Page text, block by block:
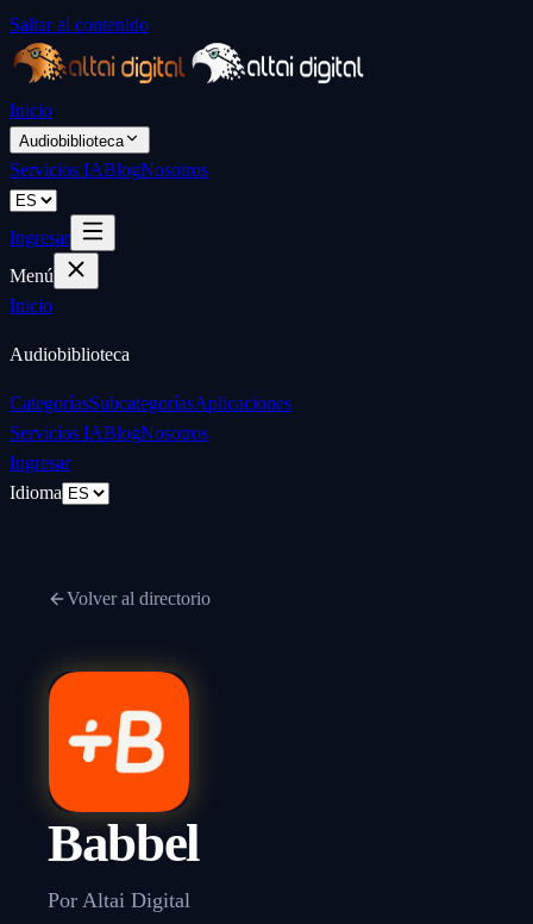
Saltar al contenido
Inicio
Audiobiblioteca
Servicios IABlogNosotros
Ingresar
Menú
Inicio
Audiobiblioteca
CategoríasSubcategoríasAplicaciones
Servicios IABlogNosotros
Ingresar
Idioma
Volver al directorio
Babbel
Por Altai Digital